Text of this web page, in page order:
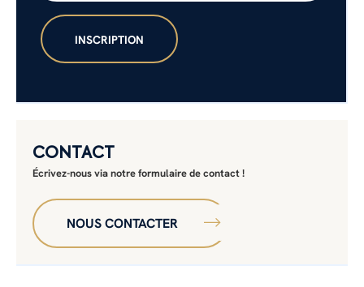
CONTACT
Écrivez-nous via notre formulaire de contact !
NOUS CONTACTER